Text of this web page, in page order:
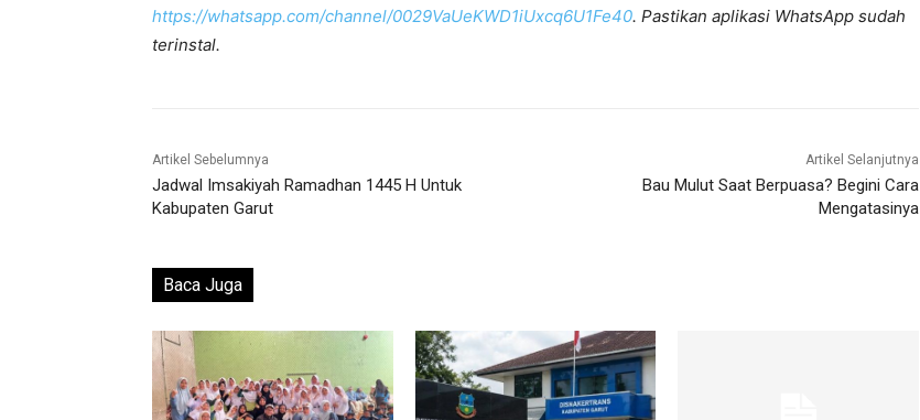
https://whatsapp.com/channel/0029VaUeKWD1iUxcq6U1Fe40. Pastikan aplikasi WhatsApp sudah
terinstal.
Artikel Sebelumnya
Jadwal Imsakiyah Ramadhan 1445 H Untuk
Kabupaten Garut
Artikel Selanjutnya
Bau Mulut Saat Berpuasa? Begini Cara
Mengatasinya
Baca Juga